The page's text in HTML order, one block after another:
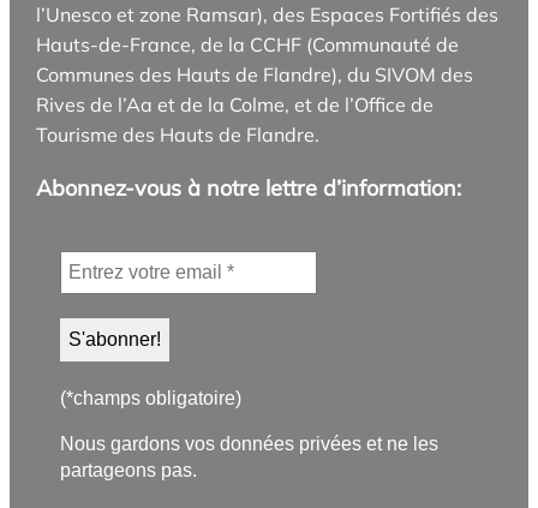
l’Unesco et zone Ramsar), des Espaces Fortifiés des
Hauts-de-France, de la CCHF (Communauté de
Communes des Hauts de Flandre), du SIVOM des
Rives de l’Aa et de la Colme, et de l’Office de
Tourisme des Hauts de Flandre.
Abonnez-vous à notre lettre d’information:
(*champs obligatoire)
Nous gardons vos données privées et ne les
partageons pas.